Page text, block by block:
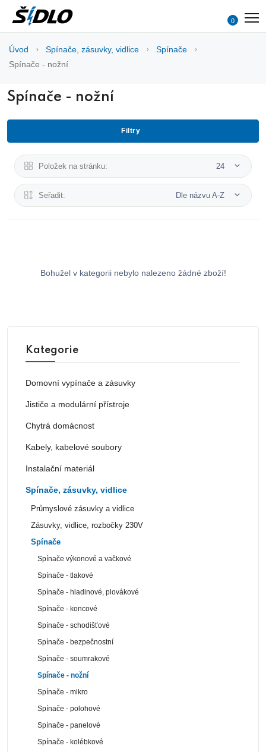
0
Úvod Spínače, zásuvky, vidlice
Spínače
Spínače - nožní
Spínače - nožní
Filtry
Položek na stránku: 24
Seřadit: Dle názvu A-Z
Bohužel v kategorii nebylo nalezeno žádné zboží!
Kategorie
Domovní vypínače a zásuvky
Jističe a modulární přístroje
Chytrá domácnost
Kabely, kabelové soubory
Instalační materiál
Spínače, zásuvky, vidlice
Průmyslové zásuvky a vidlice
Zásuvky, vidlice, rozbočky 230V
Spínače
Spínače výkonové a vačkové
Spínače - tlakové
Spínače - hladinové, plovákové
Spínače - koncové
Spínače - schodišťové
Spínače - bezpečnostní
Spínače - soumrakové
Spínače - nožní
Spínače - mikro
Spínače - polohové
Spínače - panelové
Spínače - kolébkové